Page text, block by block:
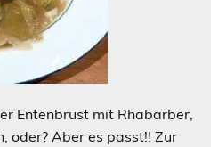
Entenbrust mit Rhabarber,
oder? Aber es passt!! Zur